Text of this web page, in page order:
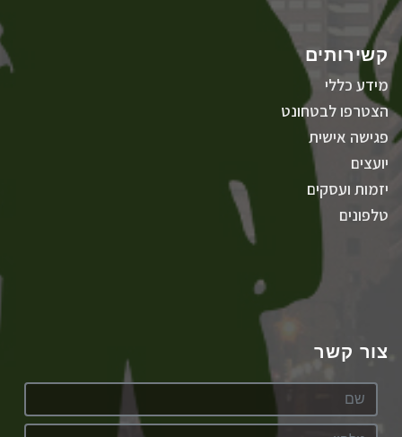
קשירותים
מידע כללי
הצטרפו לבטחונט
פגישה אישית
יועצים
יזמות ועסקים
טלפונים
צור קשר